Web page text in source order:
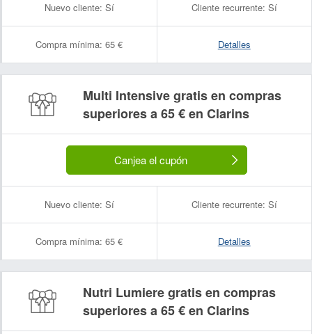
Nuevo cliente: Sí Cliente recurrente: Sí
Compra mínima: 65 € Detalles
Multi Intensive gratis en compras
superiores a 65 € en Clarins
Canjea el cupón
Nuevo cliente: Sí Cliente recurrente: Sí
Compra mínima: 65 € Detalles
Nutri Lumiere gratis en compras
superiores a 65 € en Clarins